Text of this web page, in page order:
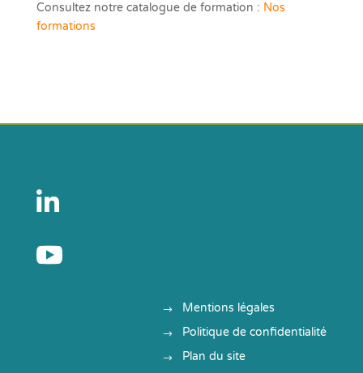
Consultez notre catalogue de formation : Nos
formations


Mentions légales
Politique de confidentialité
Plan du site